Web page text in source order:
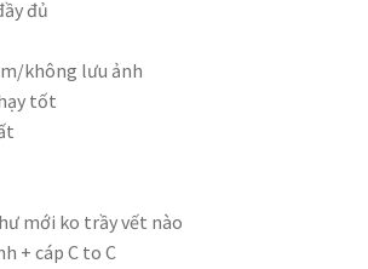
đủ
không lưu ảnh
tốt
mới ko trầy vết nào
+ cáp C to C